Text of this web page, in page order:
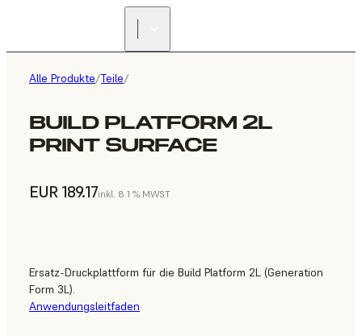
Alle Produkte/Teile/
BUILD PLATFORM 2L
PRINT SURFACE
EUR 189.17inkl. 8.1 % MWST
Ersatz-Druckplattform für die Build Platform 2L (Generation
Form 3L).
Anwendungsleitfaden